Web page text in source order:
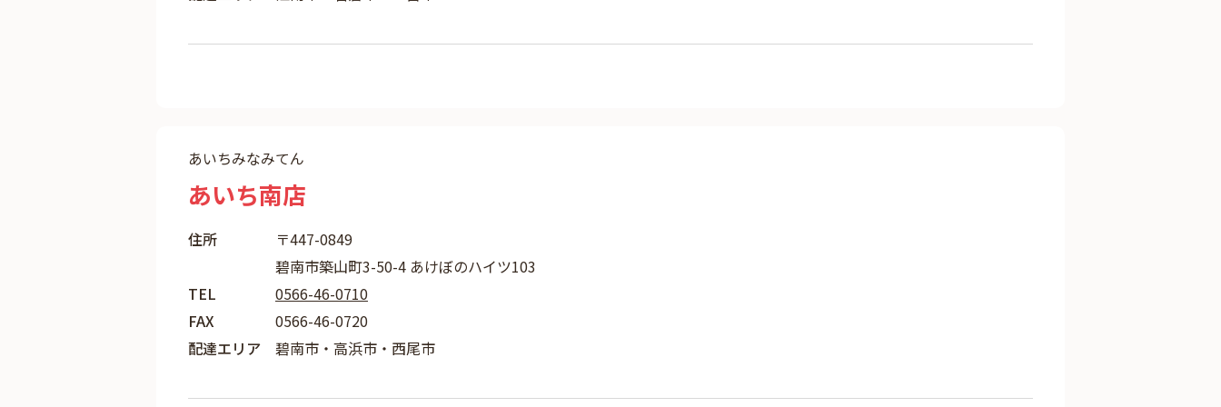
あいちみなみてん
あいち南店
住所
〒447-0849
碧南市築山町3-50-4 あけぼのハイツ103
TEL
0566-46-0710
FAX
0566-46-0720
配達エリア
碧南市・高浜市・西尾市